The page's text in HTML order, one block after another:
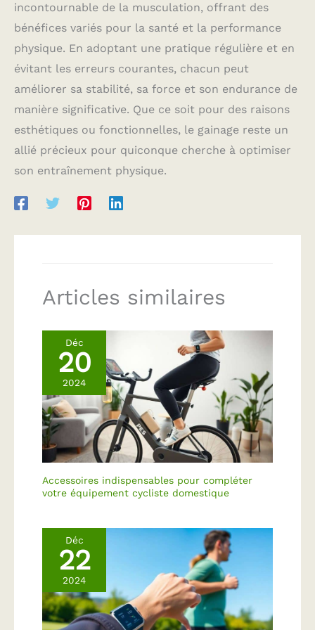
incontournable de la musculation, offrant des
bénéfices variés pour la santé et la performance
physique. En adoptant une pratique régulière et en
évitant les erreurs courantes, chacun peut
améliorer sa stabilité, sa force et son endurance de
manière significative. Que ce soit pour des raisons
esthétiques ou fonctionnelles, le gainage reste un
allié précieux pour quiconque cherche à optimiser
son entraînement physique.
Articles similaires
Déc
20
2024
Accessoires indispensables pour compléter
votre équipement cycliste domestique
Déc
22
2024